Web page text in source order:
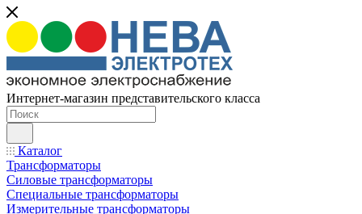
Интернет-магазин представительского класса
Каталог
Трансформаторы
Силовые трансформаторы
Специальные трансформаторы
Измерительные трансформаторы